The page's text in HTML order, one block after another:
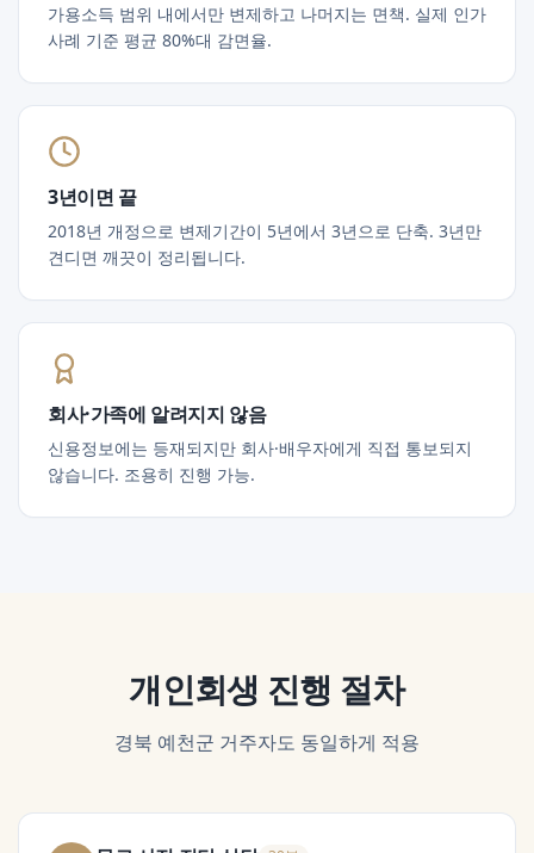
가용소득 범위 내에서만 변제하고 나머지는 면책. 실제 인가
사례 기준 평균 80%대 감면율.
3년이면 끝
2018년 개정으로 변제기간이 5년에서 3년으로 단축. 3년만
견디면 깨끗이 정리됩니다.
회사·가족에 알려지지 않음
신용정보에는 등재되지만 회사·배우자에게 직접 통보되지
않습니다. 조용히 진행 가능.
개인회생 진행 절차
경북 예천군 거주자도 동일하게 적용